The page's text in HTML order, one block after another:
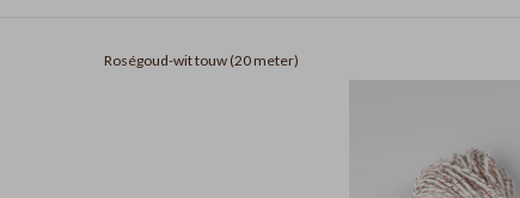
Roségoud-wit touw (20 meter)